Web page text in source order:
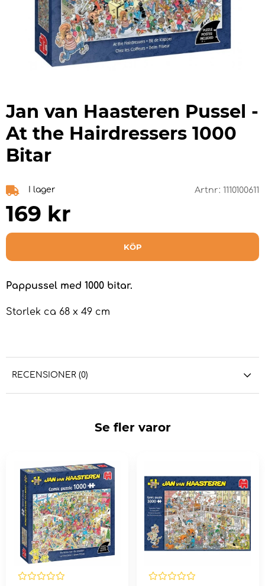
Jan van Haasteren Pussel -
At the Hairdressers 1000
Bitar
I lager Artnr: 1110100611
169 kr
KÖP
Pappussel med 1000 bitar.
Storlek ca 68 x 49 cm
RECENSIONER (0)
Se fler varor